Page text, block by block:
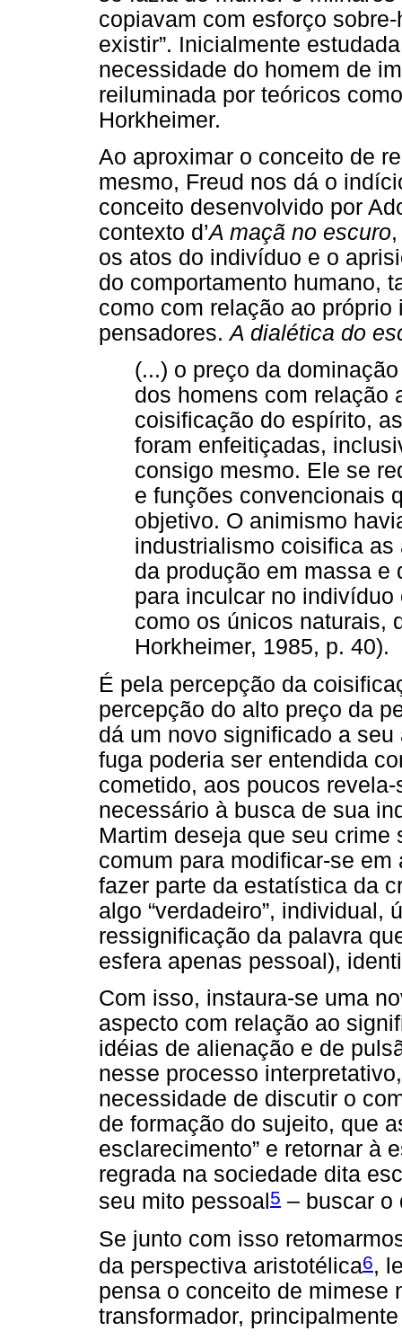
copiavam com esforço
existir”. Inicialmente
necessidade do homem de
reiluminada por teóricos
Horkheimer.
Ao aproximar o conceito de
mesmo, Freud nos dá o
conceito desenvolvido por
contexto d’A maçã no escuro
os atos do indivíduo e o
do comportamento humano,
como com relação ao
pensadores.A dialética do
(...) o preço da
dos homens com relação
coisificação do espírito,
foram enfeitiçadas,
consigo mesmo. Ele se
e funções convencionais
objetivo. O animismo
industrialismo coisifica
da produção em massa e
para inculcar no
como os únicos naturais,
Horkheimer, 1985, p. 40).
É pela percepção da
percepção do alto preço da
dá um novo significado a
fuga poderia ser entendida
cometido, aos poucos
necessário à busca de sua
Martim deseja que seu
comum para modificar-se
fazer parte da estatística da
algo “verdadeiro”, individual,
ressignificação da palavra
esfera apenas pessoal),
Com isso, instaura-se uma
aspecto com relação ao
idéias de alienação e de
nesse processo
necessidade de discutir o
de formação do sujeito, que
esclarecimento” e retornar à
regrada na sociedade dita
seu mito pessoal 5 – buscar o
Se junto com isso
da perspectiva aristotélica6,
pensa o conceito de mimese
transformador,